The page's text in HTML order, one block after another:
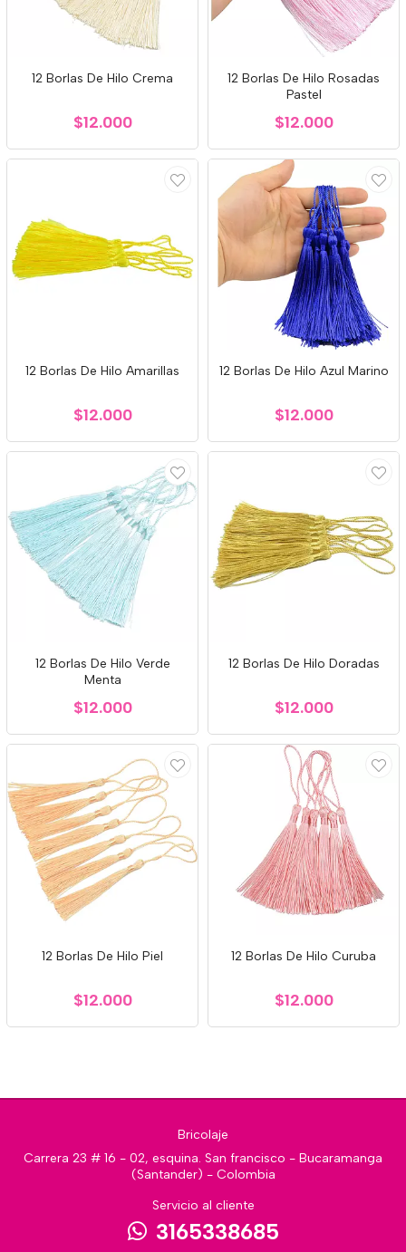
12 Borlas De Hilo Crema
$12.000
12 Borlas De Hilo Rosadas
Pastel
$12.000
12 Borlas De Hilo Amarillas
$12.000
12 Borlas De Hilo Azul Marino
$12.000
12 Borlas De Hilo Verde
Menta
$12.000
12 Borlas De Hilo Doradas
$12.000
12 Borlas De Hilo Piel
$12.000
12 Borlas De Hilo Curuba
$12.000
Bricolaje
Carrera 23 # 16 - 02, esquina. San francisco - Bucaramanga
(Santander) - Colombia
Servicio al cliente
3165338685